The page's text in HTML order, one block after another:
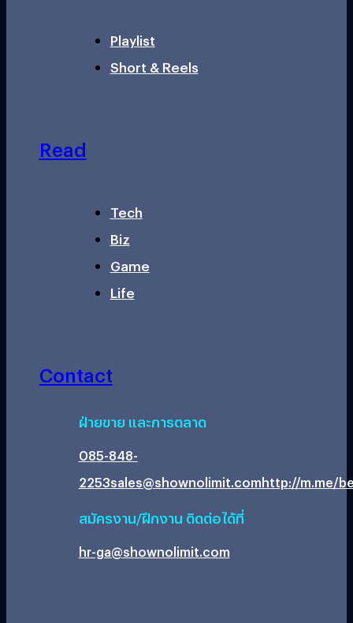
Playlist
Short & Reels
Read
Tech
Biz
Game
Life
Contact
ฝ่ายขาย และการตลาด
085-848-
2253sales@shownolimit.comhttp://m.me/
สมัครงาน/ฝึกงาน ติดต่อได้ที่
hr-ga@shownolimit.com